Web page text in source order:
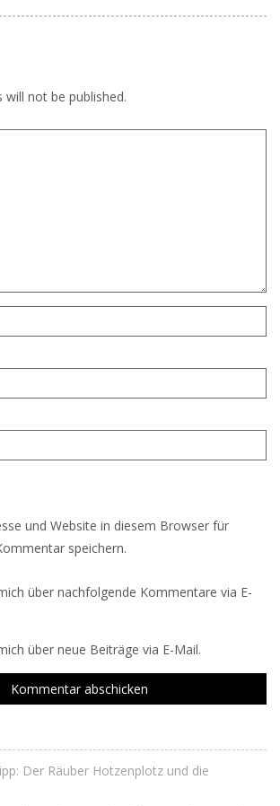
will not be published.
und Website in diesem Browser für
speichern.
über nachfolgende Kommentare via E-
über neue Beiträge via E-Mail.
Der Räuber Hotzenplotz und die